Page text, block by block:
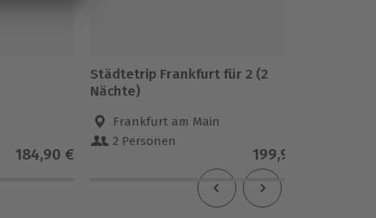
184,90 €
Städtetrip Frankfurt für 2 (2
Nächte)
Frankfurt am Main
2 Personen
199,90 €